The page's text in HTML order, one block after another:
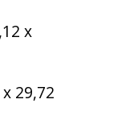
x
29,72